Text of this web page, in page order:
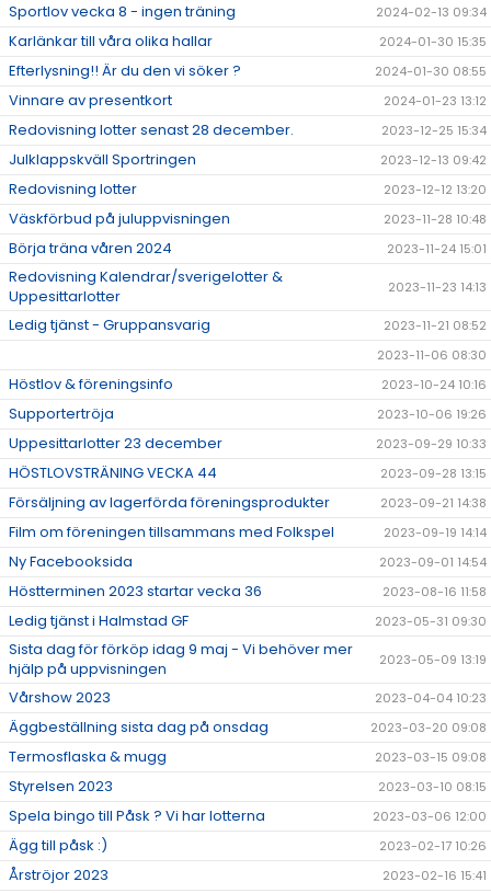
Sportlov vecka 8 - ingen träning 2024-02-13 09:34
Karlänkar till våra olika hallar 2024-01-30 15:35
Efterlysning!! Är du den vi söker ? 2024-01-30 08:55
Vinnare av presentkort 2024-01-23 13:12
Redovisning lotter senast 28 december. 2023-12-25 15:34
Julklappskväll Sportringen 2023-12-13 09:42
Redovisning lotter 2023-12-12 13:20
Väskförbud på juluppvisningen 2023-11-28 10:48
Börja träna våren 2024 2023-11-24 15:01
Redovisning Kalendrar/sverigelotter &
Uppesittarlotter
2023-11-23 14:13
Ledig tjänst - Gruppansvarig
2023-11-21 08:52
2023-11-06 08:30
Höstlov & föreningsinfo 2023-10-24 10:16
Supportertröja 2023-10-06 19:26
Uppesittarlotter 23 december 2023-09-29 10:33
HÖSTLOVSTRÄNING VECKA 44 2023-09-28 13:15
Försäljning av lagerförda föreningsprodukter 2023-09-21 14:38
Film om föreningen tillsammans med Folkspel 2023-09-19 14:14
Ny Facebooksida 2023-09-01 14:54
Höstterminen 2023 startar vecka 36 2023-08-16 11:58
Ledig tjänst i Halmstad GF 2023-05-31 09:30
Sista dag för förköp idag 9 maj - Vi behöver mer
hjälp på uppvisningen
2023-05-09 13:19
Vårshow 2023 2023-04-04 10:23
Äggbeställning sista dag på onsdag 2023-03-20 09:08
Termosflaska & mugg 2023-03-15 09:08
Styrelsen 2023 2023-03-10 08:15
Spela bingo till Påsk ? Vi har lotterna 2023-03-06 12:00
Ägg till påsk :) 2023-02-17 10:26
Årströjor 2023 2023-02-16 15:41